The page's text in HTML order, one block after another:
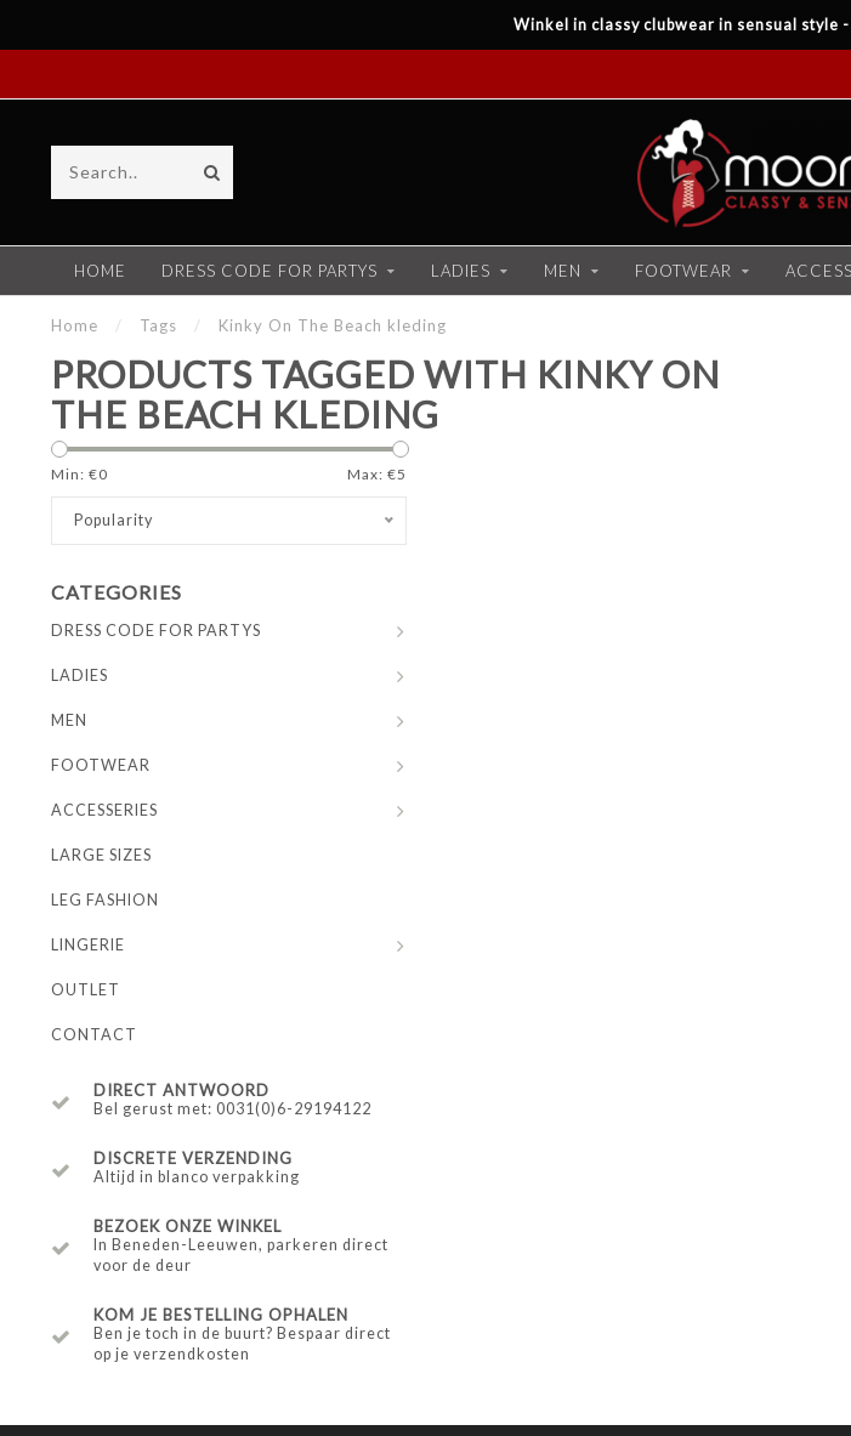
Winkel in classy clubwear in sensual style
HOME DRESS CODE FOR PARTYS LADIES MEN FOOTWEAR
Home / Tags / Kinky On The Beach kleding
PRODUCTS TAGGED WITH KINKY ON
THE BEACH KLEDING
Min: €0 Max: €5
Popularity
CATEGORIES
DRESS CODE FOR PARTYS
LADIES
MEN
FOOTWEAR
ACCESSERIES
LARGE SIZES
LEG FASHION
LINGERIE
OUTLET
CONTACT
DIRECT ANTWOORD
Bel gerust met: 0031(0)6-29194122
DISCRETE VERZENDING
Altijd in blanco verpakking
BEZOEK ONZE WINKEL
In Beneden-Leeuwen, parkeren direct
voor de deur
KOM JE BESTELLING OPHALEN
Ben je toch in de buurt? Bespaar direct
op je verzendkosten